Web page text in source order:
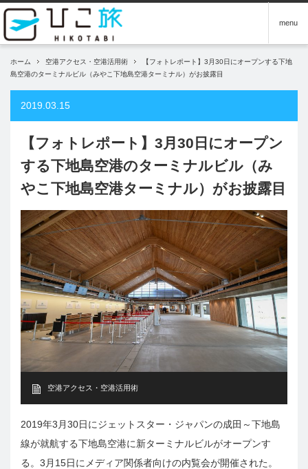
menu
ホーム 空港アクセス・空港活用術
【フォトレポート】3月30日にオープンする下地
島空港のターミナルビル（みやこ下地島空港ターミナル）がお披露目
2019.03.15
【フォトレポート】3月30日にオープン
する下地島空港のターミナルビル（み
やこ下地島空港ターミナル）がお披露目
空港アクセス・空港活用術
2019年3月30日にジェットスター・ジャパンの成田～下地島
線が就航する下地島空港に新ターミナルビルがオープンす
る。3月15日にメディア関係者向けの内覧会が開催された。